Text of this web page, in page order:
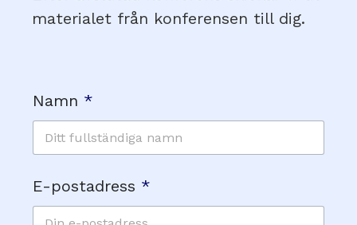
materialet från konferensen till dig.
Namn *
E-postadress *